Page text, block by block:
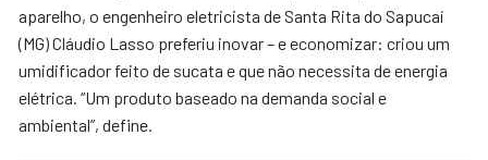
aparelho, o engenheiro eletricista de Santa Rita do Sapucaí
(MG) Cláudio Lasso preferiu inovar – e economizar: criou um
umidificador feito de sucata e que não necessita de energia
elétrica. “Um produto baseado na demanda social e
ambiental”, define.